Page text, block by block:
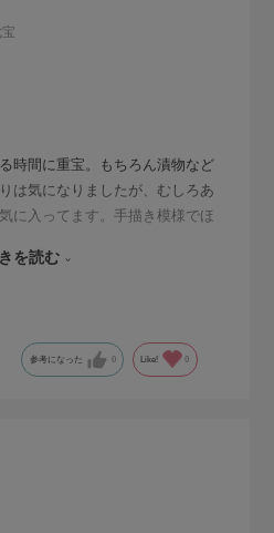
時間に重宝。もちろん漬物など
は気になりましたが、むしろあ
に入ってます。手描き模様でほ
覚えております。手持ちの食器
を読む
参考になった 0 Like! 0